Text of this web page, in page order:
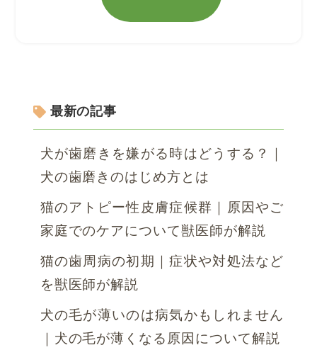
最新の記事
犬が歯磨きを嫌がる時はどうする？｜
犬の歯磨きのはじめ方とは
猫のアトピー性皮膚症候群｜原因やご
家庭でのケアについて獣医師が解説
猫の歯周病の初期｜症状や対処法など
を獣医師が解説
犬の毛が薄いのは病気かもしれません
｜犬の毛が薄くなる原因について解説